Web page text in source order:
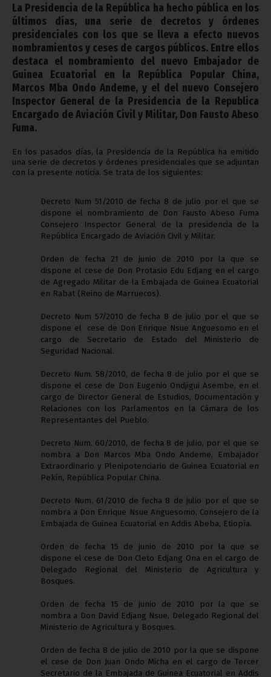
La Presidencia de la República ha hecho pública en los
últimos días, una serie de decretos y órdenes
presidenciales con los que se lleva a efecto nuevos
nombramientos y ceses de cargos públicos. Entre ellos
destaca el nombramiento del nuevo Embajador de
Guinea Ecuatorial en la República Popular China,
Marcos Mba Ondo Andeme, y el del nuevo Consejero
Inspector General de la Presidencia de la Republica
Encargado de Aviación Civil y Militar, Don Fausto Abeso
Fuma.
En los pasados días, la Presidencia de la República ha emitido
una serie de decretos y órdenes presidenciales que se adjuntan
con la presente noticia. Se trata de los siguientes:
Decreto Num 51/2010 de fecha 8 de julio por el que se
dispone el nombramiento de Don Fausto Abeso Fuma
Consejero Inspector General de la presidencia de la
República Encargado de Aviación Civil y Militar.
Orden de fecha 21 de junio de 2010 por la que se
dispone el cese de Don Protasio Edu Edjang en el cargo
de Agregado Militar de la Embajada de Guinea Ecuatorial
en Rabat (Reino de Marruecos).
Decreto Num 57/2010 de fecha 8 de julio por el que se
dispone el cese de Don Enrique Nsue Anguesomo en el
cargo de Secretario de Estado del Ministerio de
Seguridad Nacional.
Decreto Num. 58/2010, de fecha 8 de julio por el que se
dispone el cese de Don Eugenio Ondjigui Asembe, en el
cargo de Director General de Estudios, Documentación y
Relaciones con los Parlamentos en la Cámara de los
Representantes del Pueblo.
Decreto Num. 60/2010, de fecha 8 de julio, por el que se
nombra a Don Marcos Mba Ondo Andeme, Embajador
Extraordinario y Plenipotenciario de Guinea Ecuatorial en
Pekín, República Popular China.
Decreto Num. 61/2010 de fecha 8 de julio por el que se
nombra a Don Enrique Nsue Anguesomo, Consejero de la
Embajada de Guinea Ecuatorial en Addis Abeba, Etiopía.
Orden de fecha 15 de junio de 2010 por la que se
dispone el cese de Don Cleto Edjang Ona en el cargo de
Delegado Regional del Ministerio de Agricultura y
Bosques.
Orden de fecha 15 de junio de 2010 por la que se
nombra a Don David Edjang Nsue, Delegado Regional del
Ministerio de Agricultura y Bosques.
Orden de fecha 8 de julio de 2010 por la que se dispone
el cese de Don Juan Ondo Micha en el cargo de Tercer
Secretario de la Embajada de Guinea Ecuatorial en Addis